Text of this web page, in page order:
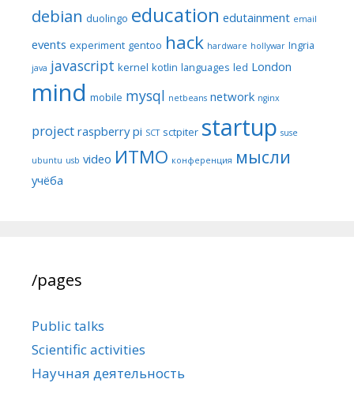
debian duolingo education edutainment email
events experiment gentoo hack hardware hollywar Ingria
java javascript kernel kotlin languages led London
mind mobile mysql netbeans network nginx
project raspberry pi SCT sctpiter startup suse
ubuntu usb video ИТМО конференция мысли
учёба
/pages
Public talks
Scientific activities
Научная деятельность